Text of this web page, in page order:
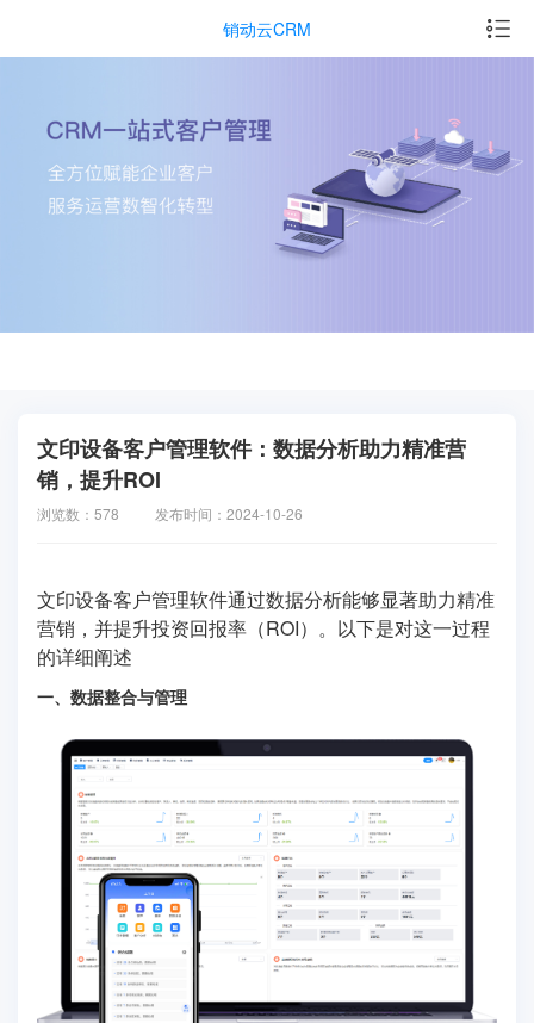
销动云CRM
文印设备客户管理软件：数据分析助力精准营
销，提升ROI
浏览数：578 发布时间：2024-10-26
文印设备客户管理软件通过数据分析能够显著助力精准
营销，并提升投资回报率（ROI）。以下是对这一过程
的详细阐述
一、数据整合与管理